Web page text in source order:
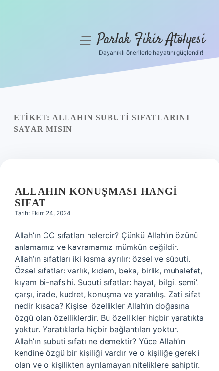
Yasal Uyarı
menüyüParlak Fikir Atölyesi
Dayanıklı önerilerle hayatını güçlendir!
ETIKET: ALLAHIN SUBUTI SIFATLARINI
SAYAR MISIN
ALLAHIN KONUŞMASI HANGI
SIFAT
Tarih: Ekim 24, 2024
Allah’ın CC sıfatları nelerdir? Çünkü Allah’ın özünü
anlamamız ve kavramamız mümkün değildir.
Allah’ın sıfatları iki kısma ayrılır: özsel ve sübuti.
Özsel sıfatlar: varlık, kıdem, beka, birlik, muhalefet,
kıyam bi-nafsihi. Subuti sıfatlar: hayat, bilgi, semi’,
çarşı, irade, kudret, konuşma ve yaratılış. Zati sifat
nedir kısaca? Kişisel özellikler Allah’ın doğasına
özgü olan özelliklerdir. Bu özellikler hiçbir yaratıkta
yoktur. Yaratıklarla hiçbir bağlantıları yoktur.
Allah’ın subuti sıfatı ne demektir? Yüce Allah’ın
kendine özgü bir kişiliği vardır ve o kişiliğe gerekli
olan ve o kişilikten ayrılamayan niteliklere sahiptir.